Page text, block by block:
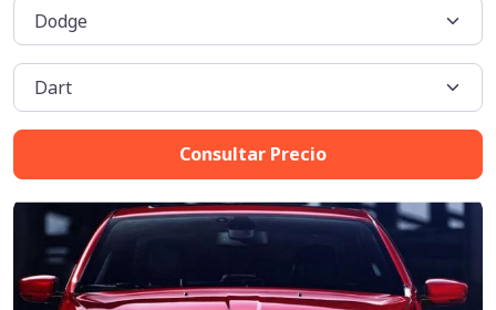
Consultar Precio